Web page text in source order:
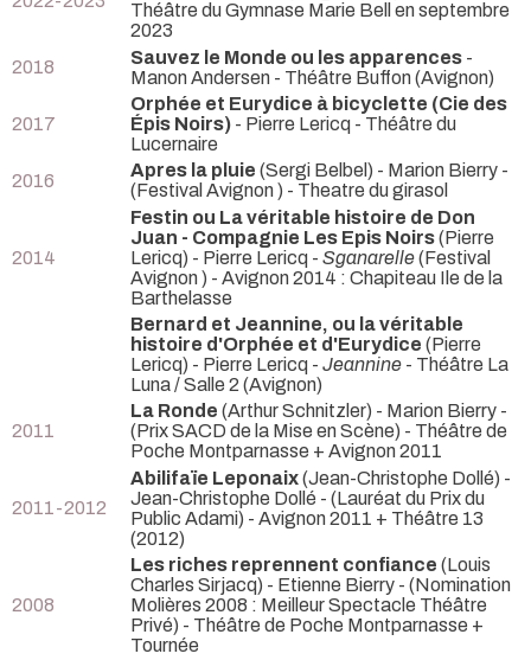
Théâtre du Gymnase Marie Bell en septembre
2023
2018
Sauvez le Monde ou les apparences -
Manon Andersen - Théâtre Buffon (Avignon)
2017
Orphée et Eurydice à bicyclette (Cie des
Épis Noirs) - Pierre Lericq - Théâtre du
Lucernaire
2016
Apres la pluie (Sergi Belbel) - Marion Bierry -
(Festival Avignon ) - Theatre du girasol
2014
Festin ou La véritable histoire de Don
Juan - Compagnie Les Epis Noirs(Pierre
Lericq) - Pierre Lericq - Sganarelle(Festival
Avignon ) - Avignon 2014 : Chapiteau Ile de la
Barthelasse
Bernard et Jeannine, ou la véritable
histoire d'Orphée et d'Eurydice (Pierre
Lericq) - Pierre Lericq - Jeannine - Théâtre La
Luna / Salle 2 (Avignon)
2011
La Ronde (Arthur Schnitzler) - Marion Bierry -
(Prix SACD de la Mise en Scène) - Théâtre de
Poche Montparnasse + Avignon 2011
2011-2012
Abilifaïe Leponaix(Jean-Christophe Dollé) -
Jean-Christophe Dollé - (Lauréat du Prix du
Public Adami) - Avignon 2011 + Théâtre 13
(2012)
2008
Les riches reprennent confiance (Louis
Charles Sirjacq) - Etienne Bierry - (Nomination
Molières 2008 : Meilleur Spectacle Théâtre
Privé) - Théâtre de Poche Montparnasse +
Tournée